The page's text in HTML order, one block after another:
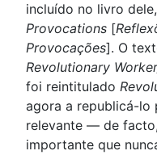
incluído no livro dele,
Provocations [
Provocações]. O
Revolutionary
foi reintitulado
agora a republicá-lo
relevante — de
importante que